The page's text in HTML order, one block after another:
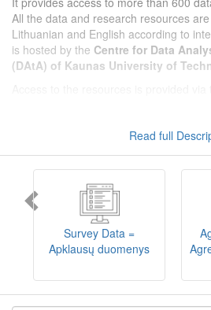
All the data and research resources
Lithuanian and English according to
is hosted by the Centre for Data
(DAtA) of Kaunas University of
implemented). LiDA curates different
are published into catalogues
Interview Data,Aggregated Data
, andEncoded Data
Also, LiDA holds collections of data
projets (
Large Project Data
) as well as
humanities data deposited by
education institutions and Lithuanian
Depositors interested in deposit of
Read full
Survey Data =
Apklausų duomenys